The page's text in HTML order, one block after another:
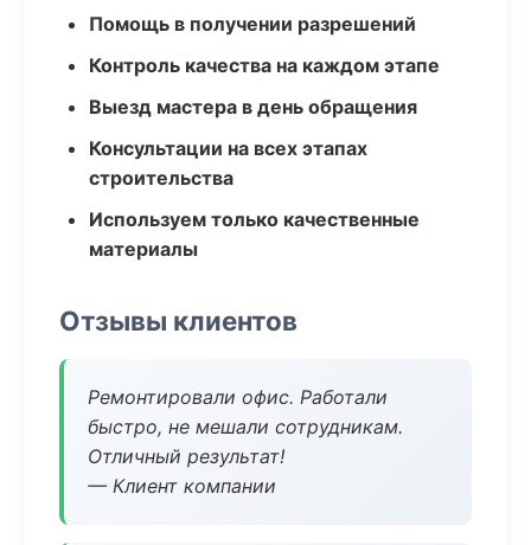
Помощь в получении разрешений
Контроль качества на каждом этапе
Выезд мастера в день обращения
Консультации на всех этапах
строительства
Используем только качественные
материалы
Отзывы клиентов
Ремонтировали офис. Работали
быстро, не мешали сотрудникам.
Отличный результат!
— Клиент компании